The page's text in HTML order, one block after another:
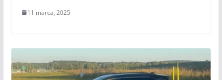
11 marca, 2025